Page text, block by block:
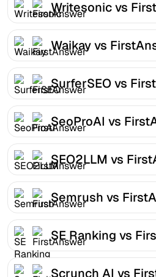
Writesonic vs
Waikay vs
SurferSEO vs
SeoProAI vs
SEO2LLM vs
Semrush vs
SE Ranking vs
Scrunch AI vs